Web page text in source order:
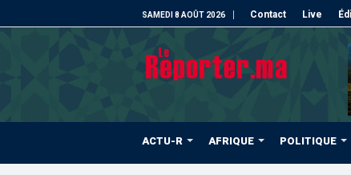
SAMEDI 8 AOÛT 2026 Contact Live
ACTU-R AFRIQUE POLITIQUE